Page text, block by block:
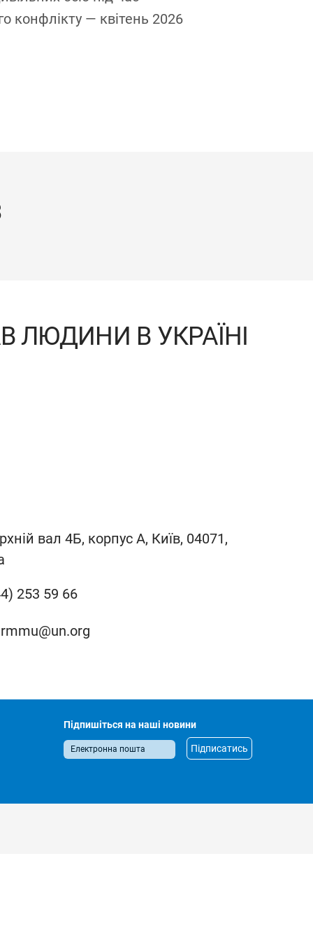
конфлікту — квітень 2026
ЛЮДИНИ В УКРАЇНІ
вал 4Б, корпус A, Київ, 04071,
253 59 66
Підпишіться на наші новини